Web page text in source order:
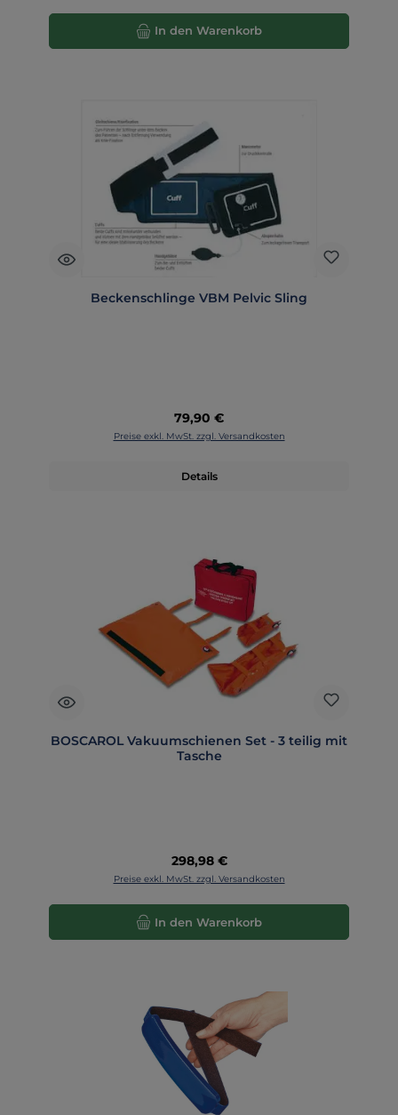
In den Warenkorb
Beckenschlinge VBM Pelvic Sling
Regulärer Preis:
79,90 €
Preise exkl. MwSt. zzgl. Versandkosten
Details
BOSCAROL Vakuumschienen Set - 3 teilig mit
Tasche
Regulärer Preis:
298,98 €
Preise exkl. MwSt. zzgl. Versandkosten
In den Warenkorb